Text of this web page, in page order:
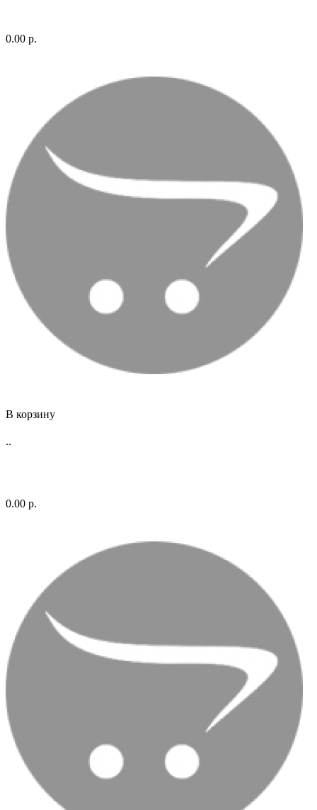
0.00 р.
В корзину
..
0.00 р.